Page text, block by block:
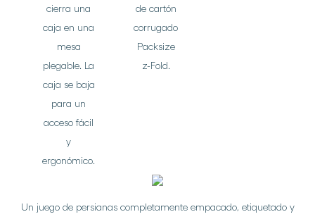
cierra una
caja en una
mesa
plegable. La
caja se baja
para un
acceso fácil
y
ergonómico.
de cartón
corrugado
Packsize
z-Fold.
Un juego de persianas completamente empacado, etiquetado y